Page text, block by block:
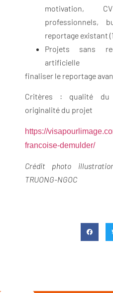
motivation,
professionnels,
reportage existant
Projets sans
artificielle
finaliser le reportage
Critères : qualité du
originalité du projet
https://
francoise-demulder/
Crédit photo
TRUONG-NGOC